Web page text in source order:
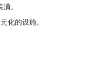
。
化的设施。